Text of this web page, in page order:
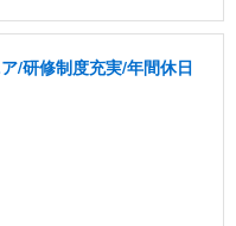
/研修制度充実/年間休日